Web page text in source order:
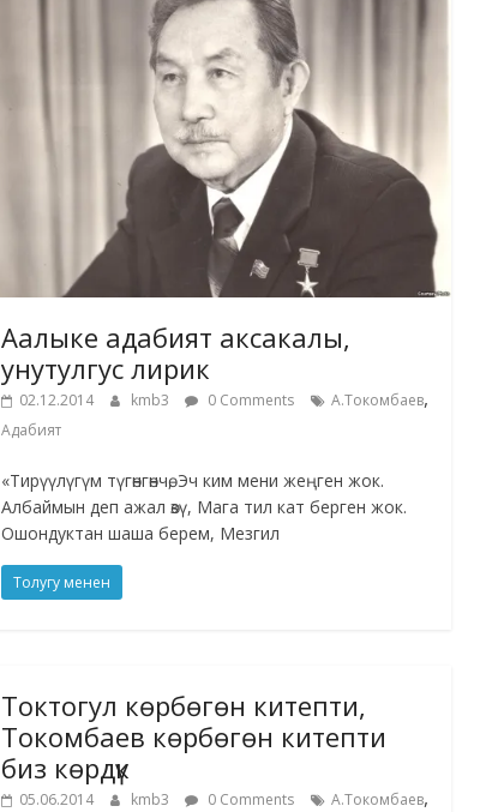
Аалыке адабият аксакалы,
унутулгус лирик
02.12.2014 kmb3 0 Comments А.Токомбаев,
Адабият
«Тирүүлүгүм түгөнгөнчө, Эч ким мени жеңген жок.
Албаймын деп ажал өзү, Мага тил кат берген жок.
Ошондуктан шаша берем, Мезгил
Толугу менен
Токтогул көрбөгөн китепти,
Токомбаев көрбөгөн китепти
биз көрдүк
05.06.2014 kmb3 0 Comments А.Токомбаев,